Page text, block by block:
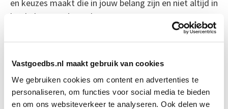
Vastgoedbs.nl maakt gebruik van cookies
We gebruiken cookies om content en advertenties te
personaliseren, om functies voor social media te bieden
en om ons websiteverkeer te analyseren. Ook delen we
en keuzes maakt die in jouw belang zijn en niet altijd in
het belang van je werk.
Bron: NRC Next
Boeiend verhaal? Duik dan eens
in deze opleidingen: